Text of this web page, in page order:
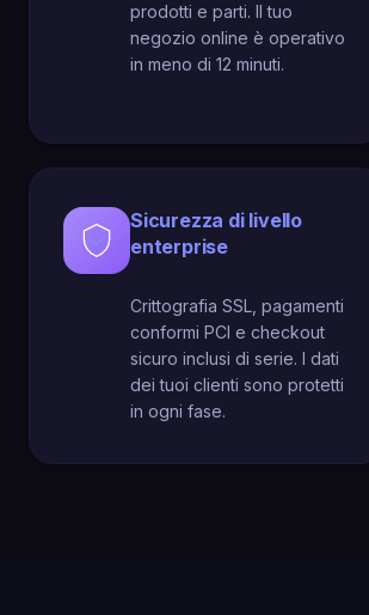
prodotti e parti. Il tuo
negozio online è operativo
in meno di 12 minuti.
Sicurezza di livello
enterprise
Crittografia SSL, pagamenti
conformi PCI e checkout
sicuro inclusi di serie. I dati
dei tuoi clienti sono protetti
in ogni fase.